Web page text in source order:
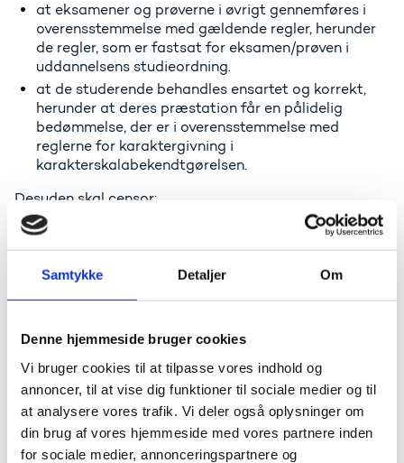
Samtykke Detaljer Om
Denne hjemmeside bruger cookies
Vi bruger cookies til at tilpasse vores indhold og
annoncer, til at vise dig funktioner til sociale medier og til
at analysere vores trafik. Vi deler også oplysninger om
din brug af vores hjemmeside med vores partnere inden
for sociale medier, annonceringspartnere og
at eksamener og prøverne i øvrigt gennemføres i
overensstemmelse med gældende regler, herunder
de regler, som er fastsat for eksamen/prøven i
uddannelsens studieordning.
at de studerende behandles ensartet og korrekt,
herunder at deres præstation får en pålidelig
bedømmelse, der er i overensstemmelse med
reglerne for karaktergivning i
karakterskalabekendtgørelsen.
Desuden skal censor:
virke som censor ved uddannelsens eksterne
eksamener og prøver
bistå censorledelsen med at rådgive om
om eksamensforløbet som bidrag til
kvalitetssikringsarbejde og censorledelsens
årsberetning
medvirke ved behandling af faglige klager og anker
over eksamen og prøver
orientere institutionen ved mistanke om